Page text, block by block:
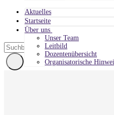
Aktuelles
Startseite
Über uns
Unser Team
Leitbild
Dozentenübersicht
Organisatorische